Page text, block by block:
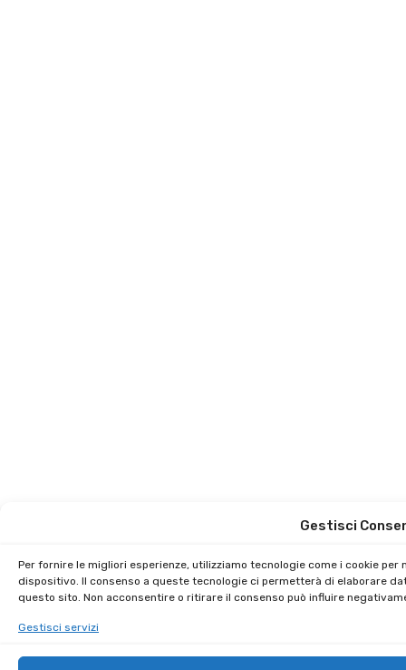
Gestisci
Per fornire le migliori esperienze, utilizziamo tecnologie come i cookie
dispositivo. Il consenso a queste tecnologie ci permetterà di elaborare
questo sito. Non acconsentire o ritirare il consenso può influire
Gestisci servizi